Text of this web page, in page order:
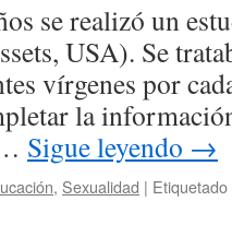
se realizó un
USA). Se
vírgenes por
la
Sigue leyendo →
, Sexualidad | Etiquetado